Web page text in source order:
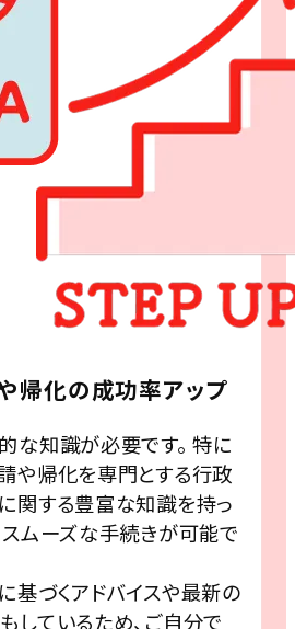
帰化の成功率アップ
な知識が必要です。 特に
や帰化を専門とする行政
関する豊富な知識を持っ
スムーズな手続きが可能で
基づくアドバイスや最新の
しているため、ご自分で